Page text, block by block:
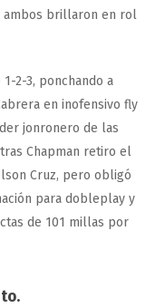
ambos brillaron en rol
2-3, ponchando a
en inofensivo fly
jonronero de las
Chapman retiro el
Cruz, pero obligó
para dobleplay y
de 101 millas por